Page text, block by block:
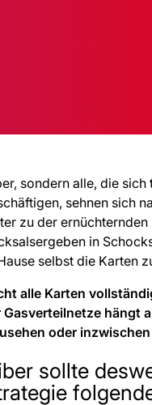
sondern alle, die
sehnen sich
zu der
in
selbst die Karten
alle Karten
hängt
oder
sollte